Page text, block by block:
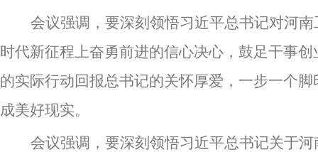
会议强调，要深刻领悟习近平总书记对河
时代新征程上奋勇前进的信心决心，鼓足干事
的实际行动回报总书记的关怀厚爱，一步一个
成美好现实。
会议强调，要深刻领悟习近平总书记关于